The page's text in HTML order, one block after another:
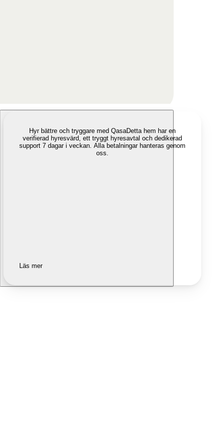
Hyr bättre och tryggare med QasaDetta hem har en
verifierad hyresvärd, ett tryggt hyresavtal och dedikerad
support 7 dagar i veckan. Alla betalningar hanteras genom
oss.
Läs mer